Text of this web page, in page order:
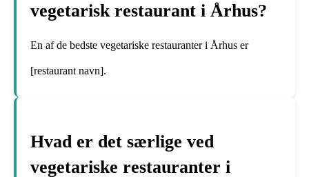
vegetarisk restaurant i Århus?
En af de bedste vegetariske restauranter i Århus er
[restaurant navn].
Hvad er det særlige ved
vegetariske restauranter i